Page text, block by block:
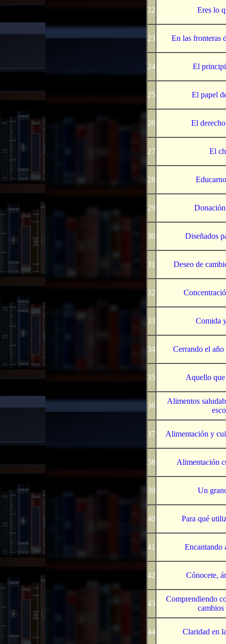
22 Eres lo
23 En las fronteras
24 El
25 El papel
26 El
27 El
28
29
30 Diseñados
31 Deseo de
32
33 Comida
34 Cerrando el
35 Aquello
36
Alimentos
37 Alimentación y
38 Alimentación
39 Un
40 Para qué
41 Encantando
42 Cónocete,
43
Comprendiendo
44 Claridad en